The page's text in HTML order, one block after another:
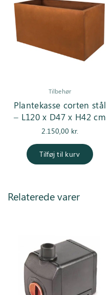
Tilbehør
Plantekasse corten stål
– L120 x D47 x H42 cm
2.150,00 kr.
Tilføj til kurv
Relaterede varer